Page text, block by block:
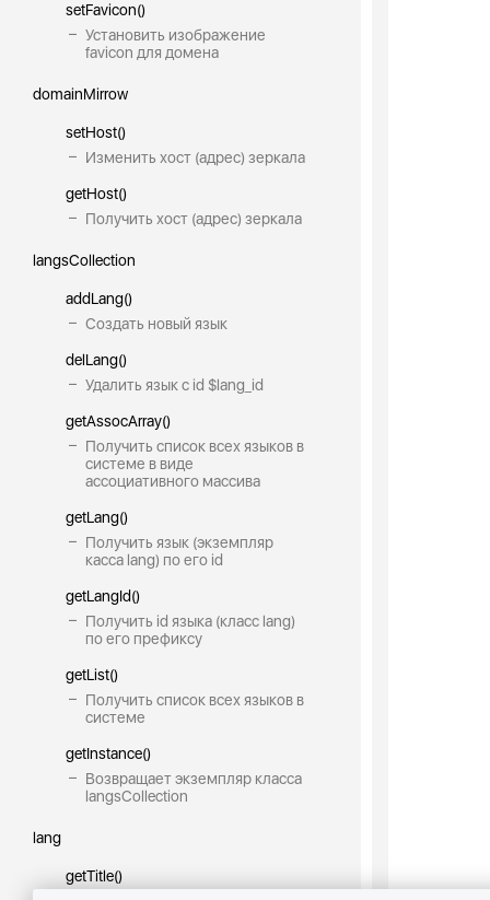
setFavicon()
Установить изображение
favicon для домена
domainMirrow
setHost()
Изменить хост (адрес) зеркала
getHost()
Получить хост (адрес) зеркала
langsCollection
addLang()
Создать новый язык
delLang()
Удалить язык с id $lang_id
getAssocArray()
Получить список всех языков в
системе в виде
ассоциативного массива
getLang()
Получить язык (экземпляр
касса lang) по его id
getLangId()
Получить id языка (класс lang)
по его префиксу
getList()
Получить список всех языков в
системе
getInstance()
Возвращает экземпляр класса
langsCollection
lang
getTitle()